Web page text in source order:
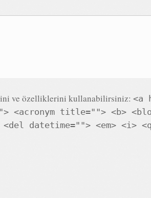
ve özelliklerini kullanabilirsiniz: <a
<acronym title=""> <b>
<del datetime=""> <em> <i>